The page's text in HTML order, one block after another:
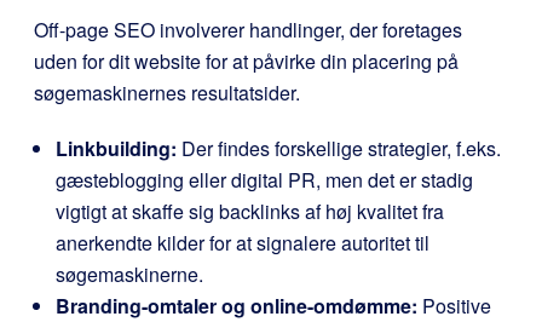
Off-page SEO involverer handlinger, der foretages
uden for dit website for at påvirke din placering på
søgemaskinernes resultatsider.
Linkbuilding: Der findes forskellige strategier, f.eks.
gæsteblogging eller digital PR, men det er stadig
vigtigt at skaffe sig backlinks af høj kvalitet fra
anerkendte kilder for at signalere autoritet til
søgemaskinerne.
Branding-omtaler og online-omdømme: Positive